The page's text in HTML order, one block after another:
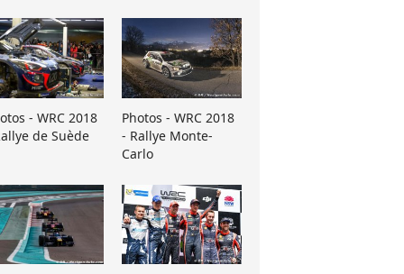
- WRC 2018
de Suède
Photos - WRC 2018
- Rallye Monte-
Carlo